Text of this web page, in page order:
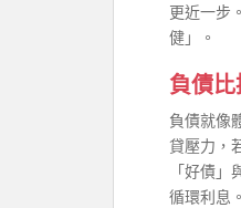
更近一步
健」。
負債
負債就像
貸壓力，
「好債
循環利息